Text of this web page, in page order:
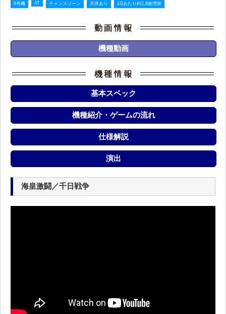
6号機 AT チャンスゾーン 天井あり 1Gあたり約2.8枚増加
機種動画
基本スペック
機種紹介・ゲームの流れ
仕様解説
演出
海皇激闘／千日戦争